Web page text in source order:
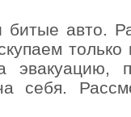
авто.
эвакуацию,
себя.